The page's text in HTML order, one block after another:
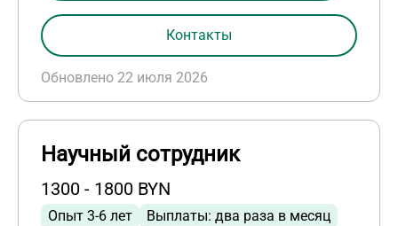
Обновлено 22 июля 2026
Контакты
Научный сотрудник
1300 - 1800 BYN
Опыт 3-6 лет Выплаты: два раза в месяц